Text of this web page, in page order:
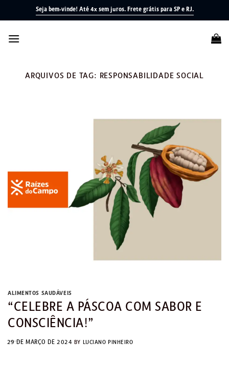
Seja bem-vinde! Até 4x sem juros. Frete grátis para SP e RJ.
ARQUIVOS DE TAG: RESPONSABILIDADE SOCIAL
ALIMENTOS SAUDÁVEIS
“CELEBRE A PÁSCOA COM SABOR E
CONSCIÊNCIA!”
29 DE MARÇO DE 2024 BY LUCIANO PINHEIRO